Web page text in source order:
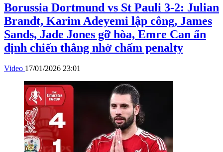
Borussia Dortmund vs St Pauli 3-2: Julian
Brandt, Karim Adeyemi lập công, James
Sands, Jade Jones gỡ hòa, Emre Can ấn
định chiến thắng nhờ chấm penalty
Video 17/01/2026 23:01